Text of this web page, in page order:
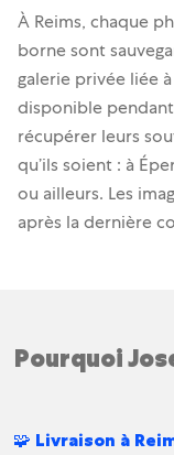
À Reims, chaque
borne sont
galerie privée liée
disponible
récupérer leurs
qu’ils soient : à
ou ailleurs. Les
après la dernière
Pourquoi
🧩 Livraison à